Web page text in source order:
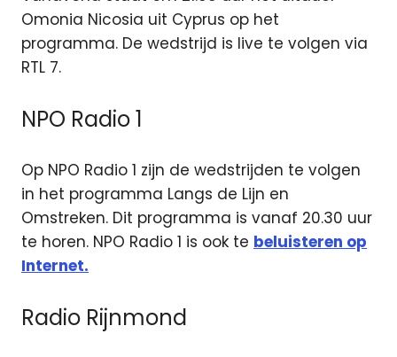
Omonia Nicosia uit Cyprus op het
programma. De wedstrijd is live te volgen via
RTL 7.
NPO Radio 1
Op NPO Radio 1 zijn de wedstrijden te volgen
in het programma Langs de Lijn en
Omstreken. Dit programma is vanaf 20.30 uur
te horen. NPO Radio 1 is ook te beluisteren op
Internet.
Radio Rijnmond